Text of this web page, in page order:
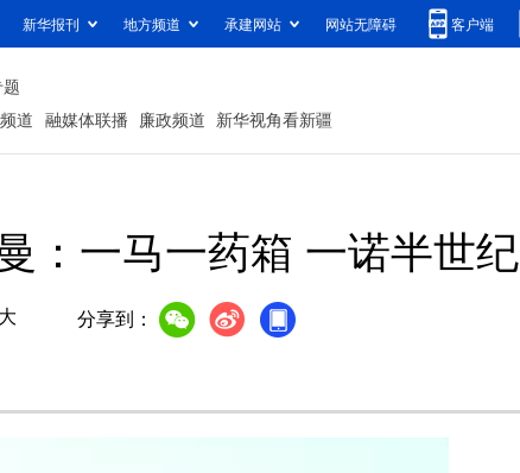
新华报刊 地方频道 承建网站 网站无障碍 客户端
道 融媒体联播 廉政频道 新华视角看新疆
：一马一药箱 一诺半世纪
大 分享到：